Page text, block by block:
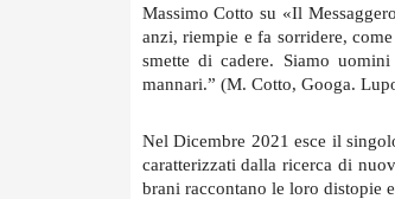
Massimo Cotto su «Il
anzi, riempie e fa sorridere,
smette di cadere. Siamo
mannari.” (M. Cotto, Googa.
Nel Dicembre 2021 esce il
caratterizzati dalla ricerca di
brani raccontano le loro distopie